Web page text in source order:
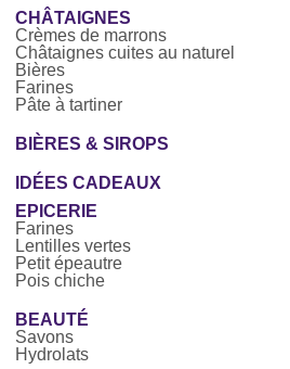
CHÂTAIGNES
Crèmes de marrons
Châtaignes cuites au naturel
Bières
Farines
Pâte à tartiner
BIÈRES & SIROPS
IDÉES CADEAUX
EPICERIE
Farines
Lentilles vertes
Petit épeautre
Pois chiche
BEAUTÉ
Savons
Hydrolats